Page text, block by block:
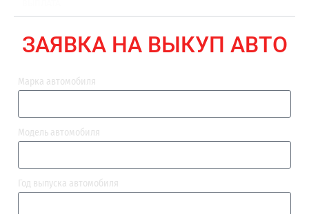
ЗАЯВКА НА ВЫКУП АВТО
Марка автомобиля
Модель автомобиля
Год выпуска автомобиля